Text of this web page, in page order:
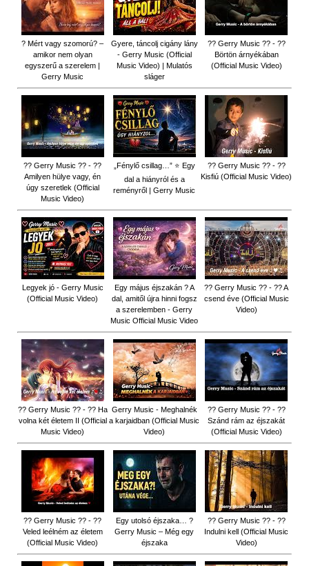
? Mért vagy szomorú? –
amikor nem olyan
egyszerű a szerelem |
Gerry Music
Gyere, táncolj cigány lány
- Gerry Music (Official
Music Video) | Mulatós
sláger
?? Gerry Music ?? - ??
Börtön árnyékában
(Official Music Video)
?? Gerry Music ?? - ??
Amilyen hülye vagy, én
úgy szeretlek (Official
Music Video)
„Fénylő csillag…” ⭐ Egy
dal a hiányról és a
reményről | Gerry Music
?? Gerry Music ?? - ??
Kisfiú (Official Music Video)
Legyek jó - Gerry Music
(Official Music Video)
Egy május éjszakán ? A
dal, amitől újra hinni fogsz
a szerelemben - Gerry
Music Official Music Video
?? Gerry Music ?? - ?? A
csend éve (Official Music
Video)
?? Gerry Music ?? - ?? Ha
volna két életem II (Official
Music Video)
Gerry Music - Meghalnék
a karjaidban (Official Music
Video)
?? Gerry Music ?? - ??
Szánd rám az éjszakát
(Official Music Video)
?? Gerry Music ?? - ??
Veled leélném az életem
(Official Music Video)
Egy utolsó éjszaka… ?
Gerry Music – Még egy
éjszaka
?? Gerry Music ?? - ??
Indulni kell (Official Music
Video)